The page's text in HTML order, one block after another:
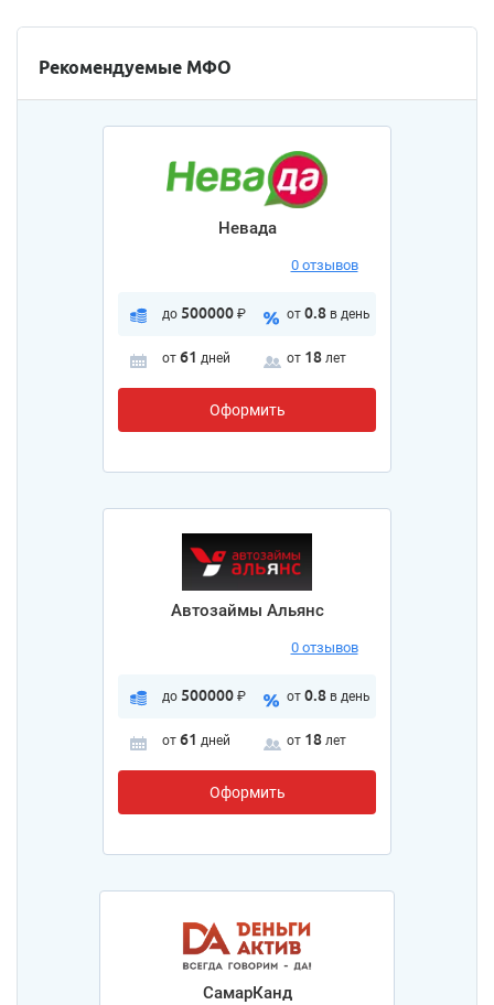
Рекомендуемые МФО
Невада
0 отзывов
до 500000 ₽ от 0.8 в день
от 61 дней от 18 лет
Оформить
Автозаймы Альянс
0 отзывов
до 500000 ₽ от 0.8 в день
от 61 дней от 18 лет
Оформить
СамарКанд